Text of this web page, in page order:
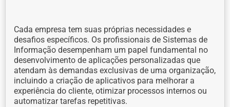
Cada empresa tem suas próprias necessidades e
desafios específicos. Os profissionais de Sistemas de
Informação desempenham um papel fundamental no
desenvolvimento de aplicações personalizadas que
atendam às demandas exclusivas de uma organização,
incluindo a criação de aplicativos para melhorar a
experiência do cliente, otimizar processos internos ou
automatizar tarefas repetitivas.